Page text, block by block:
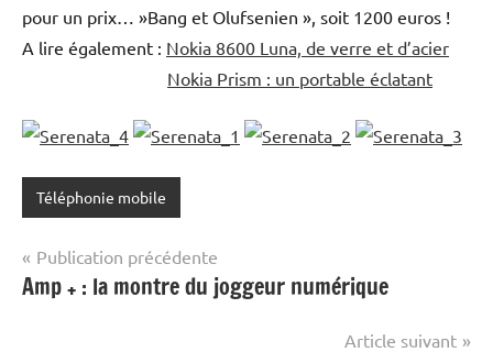
pour un prix… »Bang et Olufsenien », soit 1200 euros !
A lire également : Nokia 8600 Luna, de verre et d’acier
Nokia Prism : un portable éclatant
Téléphonie mobile
Navigation
de
Publication précédente
Amp + : la montre du joggeur numérique
Article suivant